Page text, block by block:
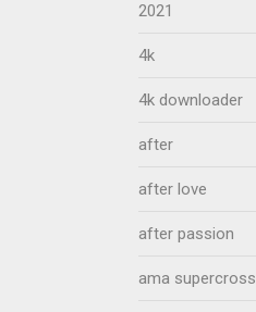
2021
4k
4k downloader
after
after love
after passion
ama supercross